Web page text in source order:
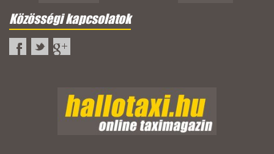
Közösségi kapcsolatok